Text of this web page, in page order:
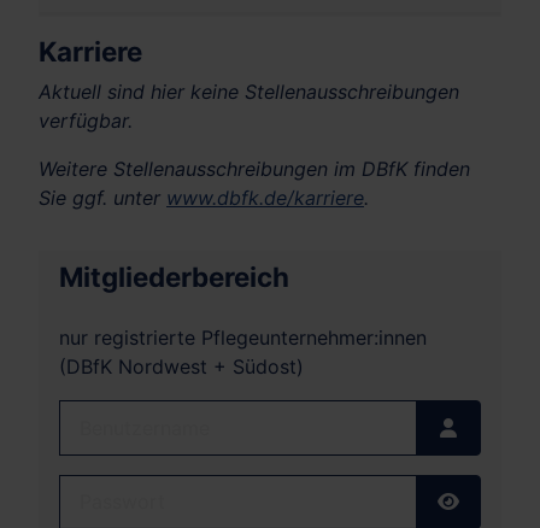
Karriere
Aktuell sind hier keine Stellenausschreibungen
verfügbar.
Weitere Stellenausschreibungen im DBfK finden
Sie ggf. unter www.dbfk.de/karriere.
Mitgliederbereich
nur registrierte Pflegeunternehmer:innen
(DBfK Nordwest + Südost)